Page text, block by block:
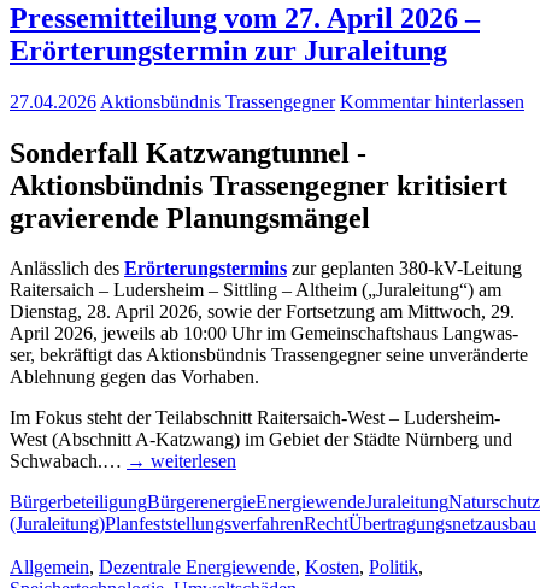
Pres­se­mit­tei­lung vom 27. April 2026 –
Erör­te­rungs­ter­min zur Juraleitung
27.04.2026 Aktionsbündnis Trassengegner Kommentar hinterlassen
Son­der­fall Katzwangtunnel -
Akti­ons­bünd­nis Tras­sen­geg­ner kri­ti­siert
gra­vie­ren­de Planungsmängel
Anläss­lich des Erör­te­rungs­ter­mins zur geplan­ten 380-kV-Lei­­tung
Rai­ter­saich – Luders­heim – Sitt­ling – Alt­heim („Jura­lei­tung“) am
Diens­tag, 28. April 2026, sowie der Fort­set­zung am Mitt­woch, 29.
April 2026, jeweils ab 10:00 Uhr im Gemein­schafts­haus Lang­was­
ser, bekräf­tigt das Akti­ons­bünd­nis Tras­sen­geg­ner sei­ne unver­än­der­te
Ableh­nung gegen das Vorhaben.
Im Fokus steht der Teil­ab­schnitt Rai­­ter­­saich-West – Luder­s­heim-
West (Abschnitt A‑Katzwang) im Gebiet der Städ­te Nürn­berg und
Schwa­bach.… → wei­ter­le­sen
BürgerbeteiligungBürgerenergieEnergiewendeJuraleitungNaturschutz
(Juraleitung)PlanfeststellungsverfahrenRechtÜbertragungsnetzausbau
Allgemein, Dezentrale Energiewende, Kosten, Politik,